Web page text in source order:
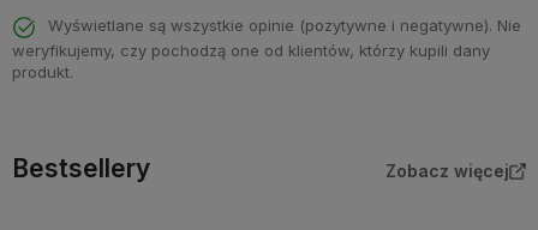
Wyświetlane są wszystkie opinie (pozytywne i negatywne). Nie
weryfikujemy, czy pochodzą one od klientów, którzy kupili dany
produkt.
Bestsellery Zobacz więcej